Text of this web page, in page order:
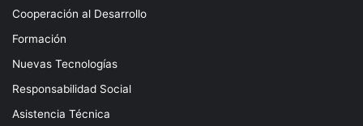
Cooperación al Desarrollo
Formación
Nuevas Tecnologías
Responsabilidad Social
Asistencia Técnica